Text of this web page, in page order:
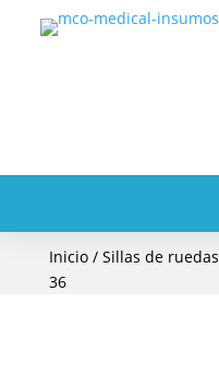
Inicio/ Sillas de ruedas
36